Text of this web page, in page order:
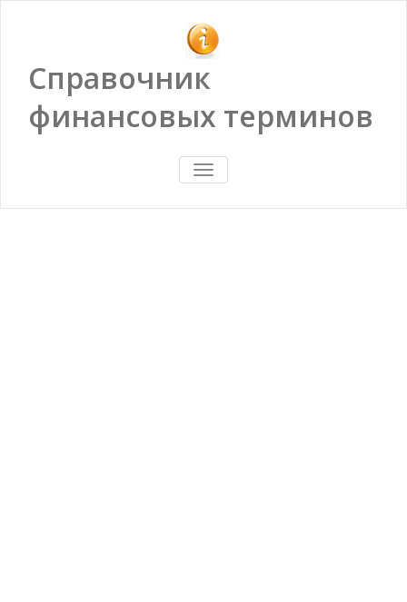
Справочник
финансовых терминов
ПОКАЗАТЬ/
СКРЫТЬ